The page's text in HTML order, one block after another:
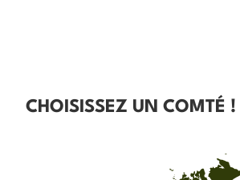
CHOISISSEZ UN COMTÉ !